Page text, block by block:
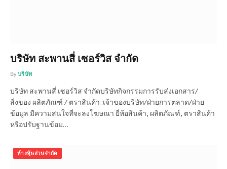
บริษัท สะพานสี่ เซอร์วิส จำกัด
By บริษัท
บริษัท สะพานสี่ เซอร์วิส จำกัดบริษัทกิจกรรมการรับส่งเอกสาร/
สิ่งของ ผลิตภัณฑ์ / ตราสินค้า :เจ้าของบริษัท/ฝ่ายการตลาด/ฝ่าย
ข้อมูล มีความสนใจที่จะลงโฆษณา ยี่ห้อสินค้า, ผลิตภัณฑ์, ตราสินค้า
หรือปรับฐานข้อม…
ห้างหุ้นส่วนจำกัด